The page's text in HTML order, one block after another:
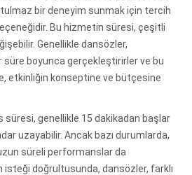
bir deneyim sunmak için tercih
Bu hizmetin süresi, çeşitli
Genellikle dansözler,
süre boyunca gerçekleştirirler ve bu
etkinliğin konseptine ve bütçesine
genellikle 15 dakikadan başlar
uzayabilir. Ancak bazı durumlarda,
süreli performanslar da
doğrultusunda, dansözler, farklı